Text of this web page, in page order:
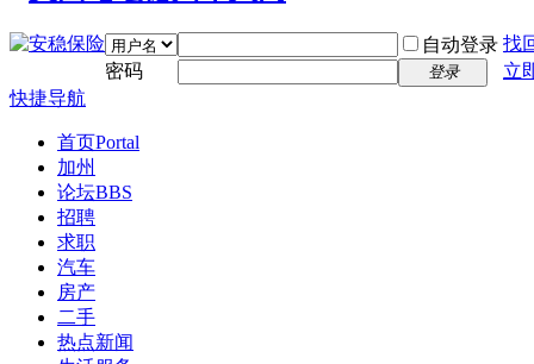
自动登录 找
密码
登录
立
快捷导航
首页Portal
加州
论坛BBS
招聘
求职
汽车
房产
二手
热点新闻